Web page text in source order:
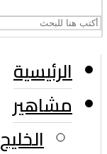
الرئيسية
مشاهير
الخليج